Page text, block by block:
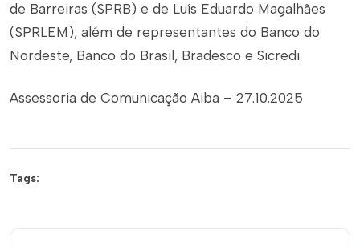
de Barreiras (SPRB) e de Luís Eduardo Magalhães
(SPRLEM), além de representantes do Banco do
Nordeste, Banco do Brasil, Bradesco e Sicredi.
Assessoria de Comunicação Aiba – 27.10.2025
Tags: